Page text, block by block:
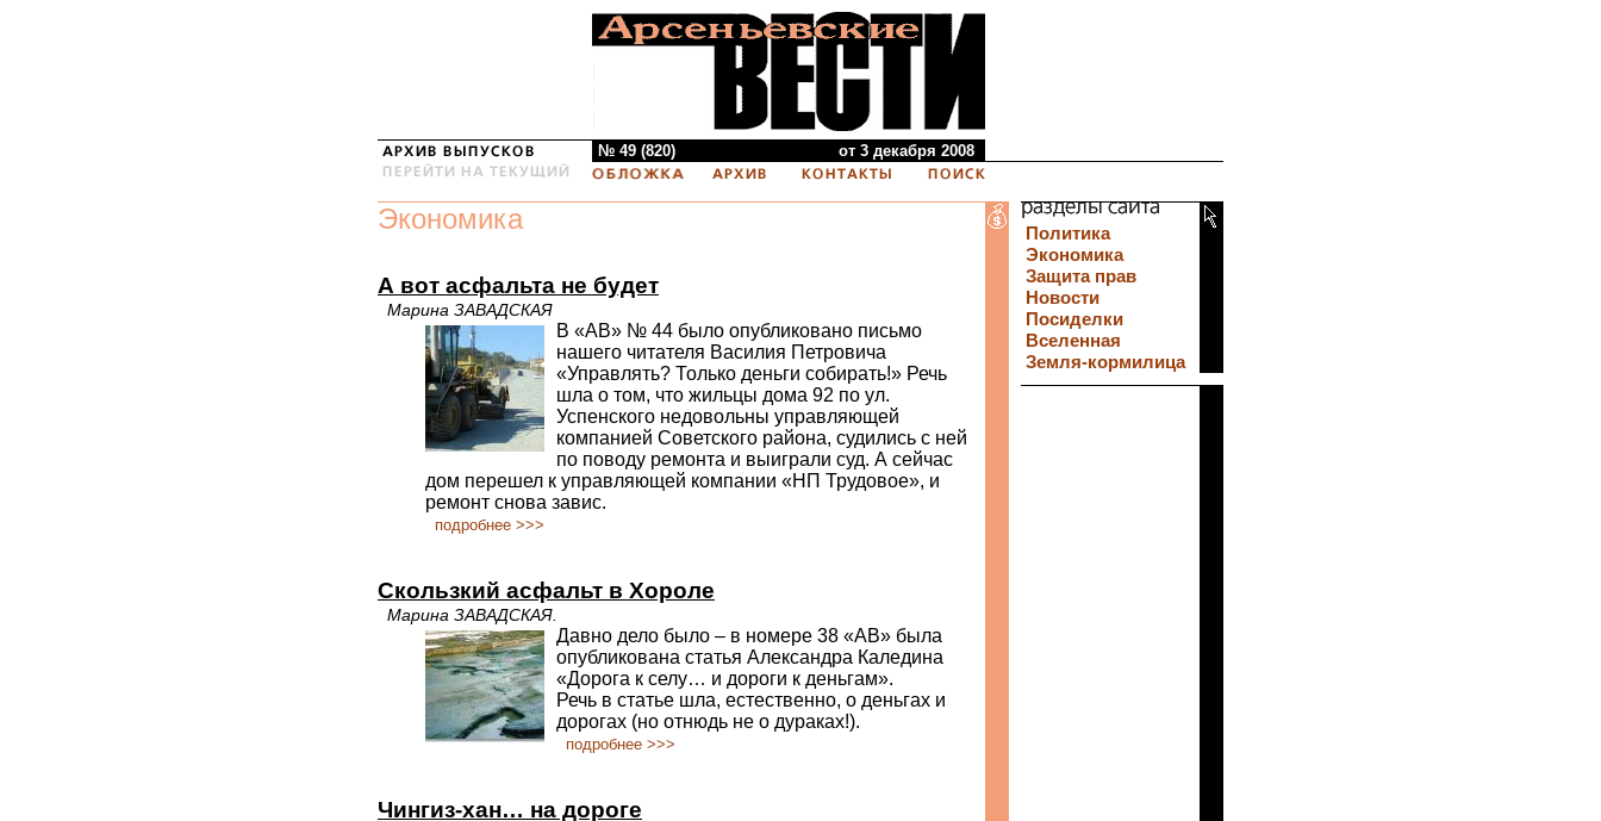
№ 49 (820) от 3 декабря 2008
Экономика
А вот асфальта не будет
Марина ЗАВАДСКАЯ
В «АВ» № 44 было опубликовано письмо
нашего читателя Василия Петровича
«Управлять? Только деньги собирать!» Речь
шла о том, что жильцы дома 92 по ул.
Успенского недовольны управляющей
компанией Советского района, судились с ней
по поводу ремонта и выиграли суд. А сейчас
дом перешел к управляющей компании «НП Трудовое», и
ремонт снова завис.
подробнее >>>
Скользкий асфальт в Хороле
Марина ЗАВАДСКАЯ.
Давно дело было – в номере 38 «АВ» была
опубликована статья Александра Каледина
«Дорога к селу… и дороги к деньгам».
Речь в статье шла, естественно, о деньгах и
дорогах (но отнюдь не о дураках!).
подробнее >>>
Чингиз-хан… на дороге
Политика
Экономика
Защита прав
Новости
Посиделки
Вселенная
Земля-кормилица